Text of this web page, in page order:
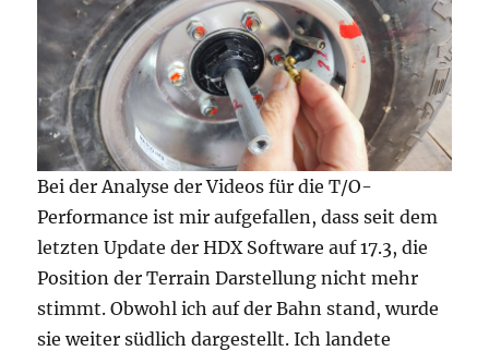
Bei der Analyse der Videos für die T/O-
Performance ist mir aufgefallen, dass seit dem
letzten Update der HDX Software auf 17.3, die
Position der Terrain Darstellung nicht mehr
stimmt. Obwohl ich auf der Bahn stand, wurde
sie weiter südlich dargestellt. Ich landete